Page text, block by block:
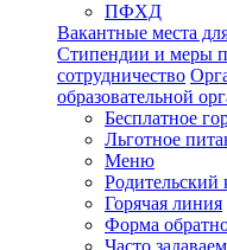
ПФХД
Вакантные места
Стипендии и меры
сотрудничество
образовательной
Бесплатное
Льготное
Меню
Родительский
Горячая линия
Форма
Часто